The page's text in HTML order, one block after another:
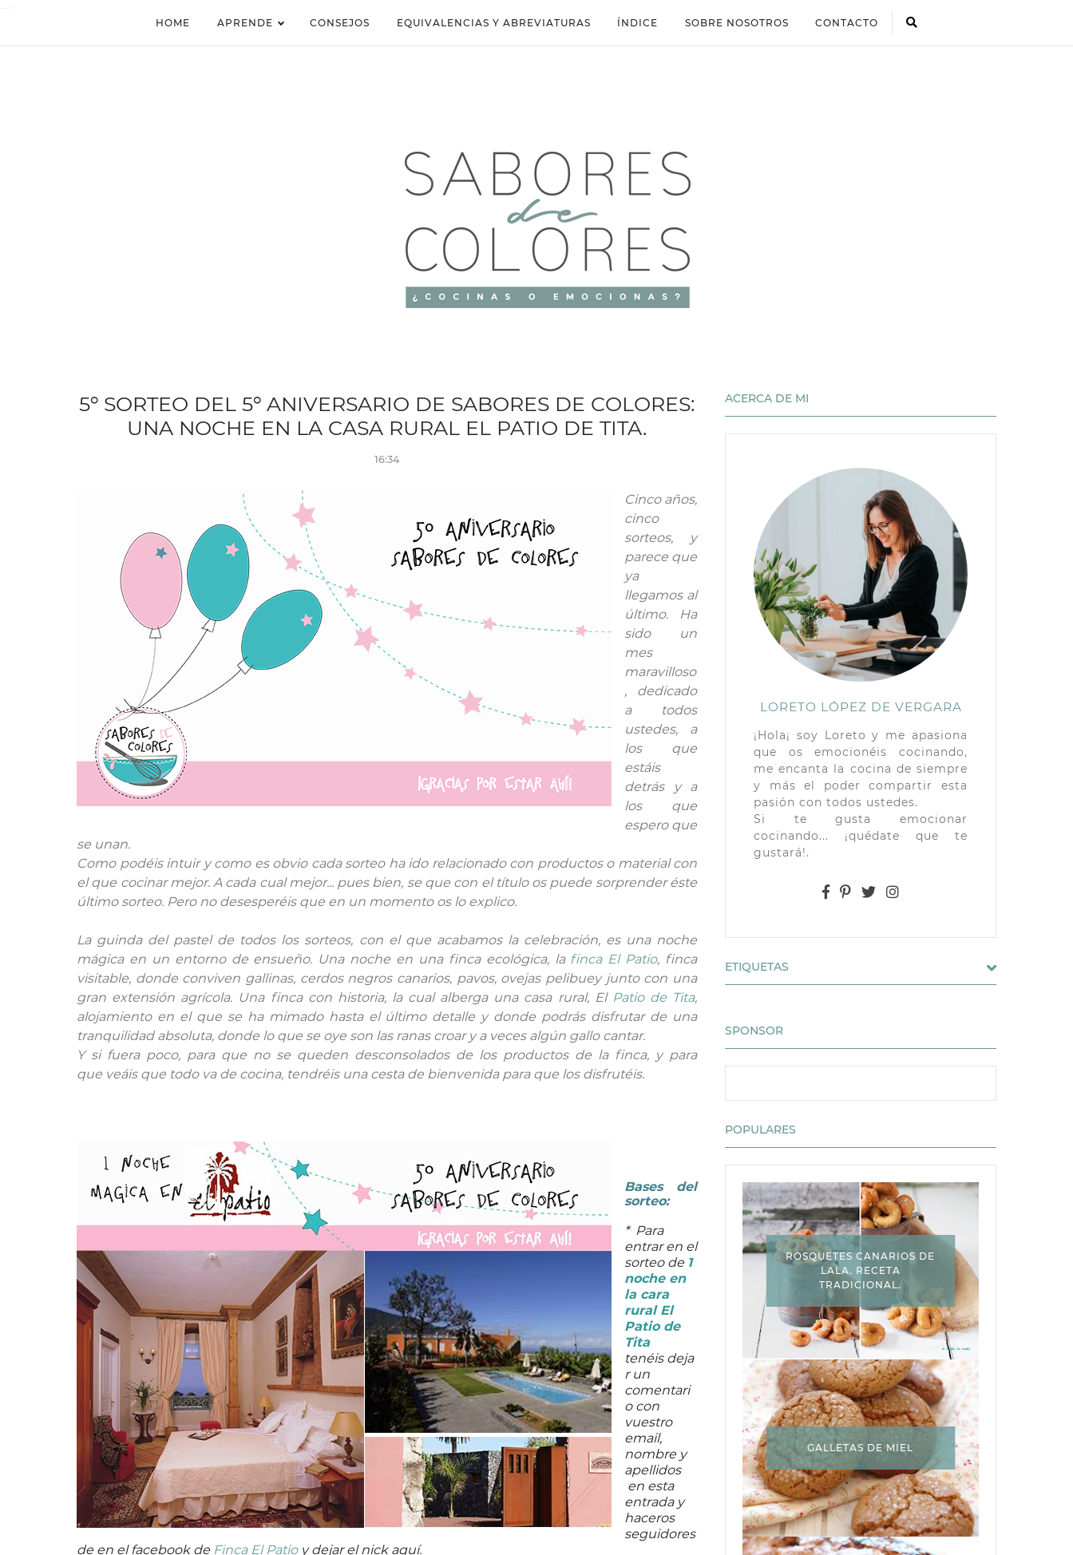
HOME APRENDE CONSEJOS EQUIVALENCIAS Y ABREVIATURAS ÍNDICE SOBRE NOSOTROS CONTACTO
5º SORTEO DEL 5º ANIVERSARIO DE SABORES DE COLORES:
UNA NOCHE EN LA CASA RURAL EL PATIO DE TITA.
16:34
Cinco años,
cinco
sorteos, y
parece que
ya
llegamos al
último. Ha
sido un
mes
maravilloso
, dedicado
a todos
ustedes, a
los que
estáis
detrás y a
los que
espero que
se unan.
Como podéis intuir y como es obvio cada sorteo ha ido relacionado con productos o material con
el que cocinar mejor. A cada cual mejor... pues bien, se que con el título os puede sorprender éste
último sorteo. Pero no desesperéis que en un momento os lo explico.
La guinda del pastel de todos los sorteos, con el que acabamos la celebración, es una noche
mágica en un entorno de ensueño. Una noche en una finca ecológica, lafinca El Patio, finca
visitable, donde conviven gallinas, cerdos negros canarios, pavos, ovejas pelibuey junto con una
gran extensión agrícola. Una finca con historia, la cual alberga una casa rural, El Patio de Tita,
alojamiento en el que se ha mimado hasta el último detalle y donde podrás disfrutar de una
tranquilidad absoluta, donde lo que se oye son las ranas croar y a veces algún gallo cantar.
Y si fuera poco, para que no se queden desconsolados de los productos de la finca, y para
que veáis que todo va de cocina, tendréis una cesta de bienvenida para que los disfrutéis.
Bases del
sorteo:
* Para
entrar en el
sorteo de 1
noche en
la cara
rural El
Patio de
Tita
tenéis deja
r un
comentari
o con
vuestro
email,
nombre y
apellidos
en esta
entrada y
haceros
seguidores
de en el facebook de Finca El Patioy dejar el nick aquí.
ACERCA DE MI
LORETO LÓPEZ DE VERGARA
¡Hola¡ soy Loreto y me apasiona
que os emocionéis cocinando,
me encanta la cocina de siempre
y más el poder compartir esta
pasión con todos ustedes.
Si te gusta emocionar
cocinando... ¡quédate que te
gustará!.
ETIQUETAS
SPONSOR
POPULARES
ROSQUETES CANARIOS DE
LALA. RECETA
TRADICIONAL.
GALLETAS DE MIEL